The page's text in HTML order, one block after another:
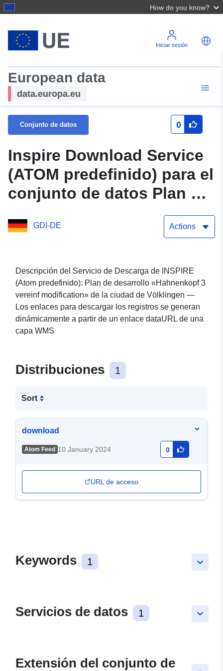
How do you know?
Iniciar sesión
European data
data.europa.eu
Conjunto de datos 0
Inspire Download Service
(ATOM predefinido) para el
conjunto de datos Plan de
«Hahnenkopf 3 vereinf
GDI-DE Actions
Descripción del Servicio de Descarga de INSPIRE
(Atom predefinido): Plan de desarrollo «Hahnenkopf 3
vereinf modification» de la ciudad de Völklingen —
Los enlaces para descargar los registros se generan
dinámicamente a partir de un enlace dataURL de una
capa WMS
Distribuciones 1
Sort
download
Atom Feed 10 January 2024 0
URL de acceso
keyboard_arrow_down
Keywords 1
keyboard_arrow_down
Servicios de datos 1
Extensión del conjunto de